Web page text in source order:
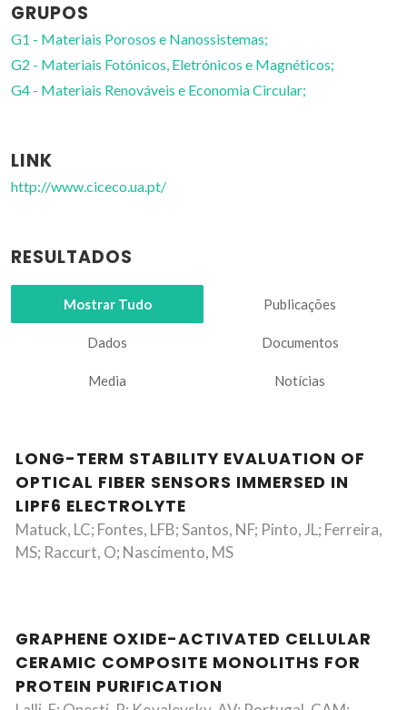
GRUPOS
G1 - Materiais Porosos e Nanossistemas;
G2 - Materiais Fotónicos, Eletrónicos e Magnéticos;
G4 - Materiais Renováveis e Economia Circular;
LINK
http://www.ciceco.ua.pt/
RESULTADOS
Mostrar Tudo Publicações
Dados Documentos
Media Notícias
LONG-TERM STABILITY EVALUATION OF
OPTICAL FIBER SENSORS IMMERSED IN
LIPF6 ELECTROLYTE
Matuck, LC; Fontes, LFB; Santos, NF; Pinto, JL; Ferreira,
MS; Raccurt, O; Nascimento, MS
GRAPHENE OXIDE-ACTIVATED CELLULAR
CERAMIC COMPOSITE MONOLITHS FOR
PROTEIN PURIFICATION